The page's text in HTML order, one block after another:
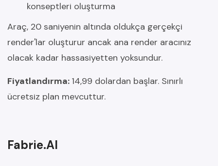
konseptleri oluşturma
Araç, 20 saniyenin altında oldukça gerçekçi
render'lar oluşturur ancak ana render aracınız
olacak kadar hassasiyetten yoksundur.
Fiyatlandırma: 14,99 dolardan başlar. Sınırlı
ücretsiz plan mevcuttur.
Fabrie.AI